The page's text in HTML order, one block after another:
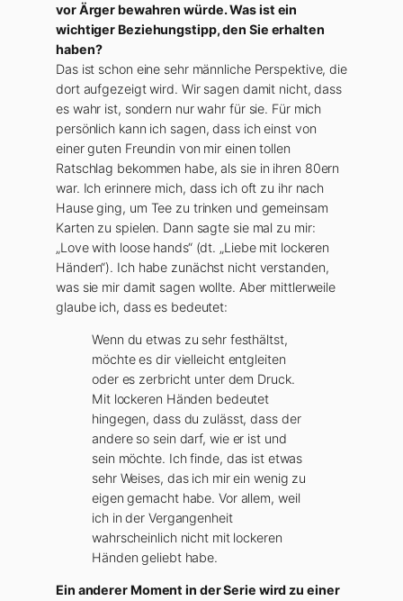
vor Ärger bewahren würde. Was ist ein
wichtiger Beziehungstipp, den Sie erhalten
haben?
Das ist schon eine sehr männliche Perspektive, die
dort aufgezeigt wird. Wir sagen damit nicht, dass
es wahr ist, sondern nur wahr für sie. Für mich
persönlich kann ich sagen, dass ich einst von
einer guten Freundin von mir einen tollen
Ratschlag bekommen habe, als sie in ihren 80ern
war. Ich erinnere mich, dass ich oft zu ihr nach
Hause ging, um Tee zu trinken und gemeinsam
Karten zu spielen. Dann sagte sie mal zu mir:
„Love with loose hands“ (dt. „Liebe mit lockeren
Händen“). Ich habe zunächst nicht verstanden,
was sie mir damit sagen wollte. Aber mittlerweile
glaube ich, dass es bedeutet:
Wenn du etwas zu sehr festhältst,
möchte es dir vielleicht entgleiten
oder es zerbricht unter dem Druck.
Mit lockeren Händen bedeutet
hingegen, dass du zulässt, dass der
andere so sein darf, wie er ist und
sein möchte. Ich finde, das ist etwas
sehr Weises, das ich mir ein wenig zu
eigen gemacht habe. Vor allem, weil
ich in der Vergangenheit
wahrscheinlich nicht mit lockeren
Händen geliebt habe.
Ein anderer Moment in der Serie wird zu einer